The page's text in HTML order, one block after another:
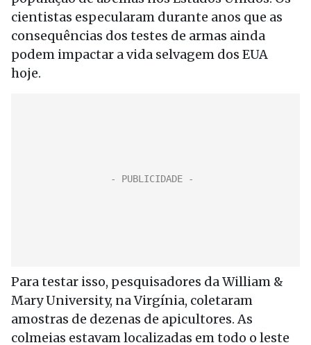
cientistas especularam durante anos que as
consequências dos testes de armas ainda
podem impactar a vida selvagem dos EUA
hoje.
Para testar isso, pesquisadores da William &
Mary University, na Virgínia, coletaram
amostras de dezenas de apicultores. As
colmeias estavam localizadas em todo o leste